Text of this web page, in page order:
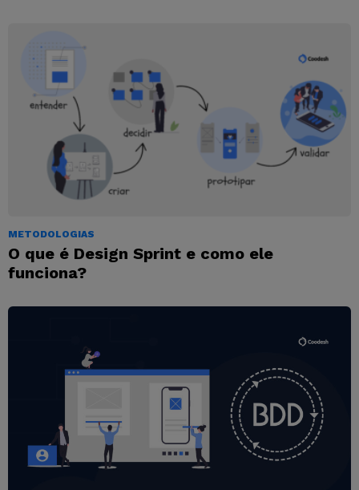
METODOLOGIAS
O que é Design Sprint e como ele
funciona?